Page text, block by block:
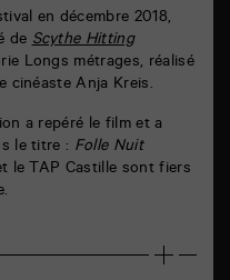
en décembre 2018,
deScythe Hitting
Longs métrages, réalisé
cinéaste Anja Kreis.
a repéré le film et a
le titre : Folle Nuit
le TAP Castille sont fiers